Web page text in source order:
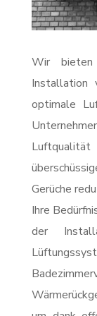
Wir bieten
Installation
optimale
Gerüche
Ihre
der